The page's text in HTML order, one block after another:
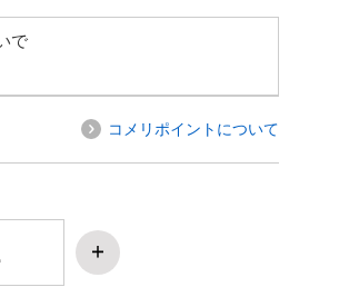
で
コメリポイントについて